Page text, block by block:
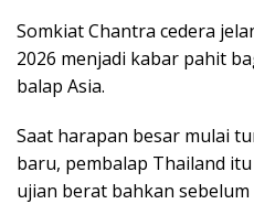
Somkiat Chantra cedera
2026 menjadi kabar pahit
balap Asia.
Saat harapan besar mulai
baru, pembalap Thailand
ujian berat bahkan